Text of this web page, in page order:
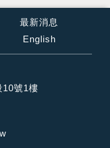
最新消息
English
10號1樓